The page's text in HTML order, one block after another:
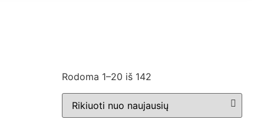
Rodoma 1–20 iš 142